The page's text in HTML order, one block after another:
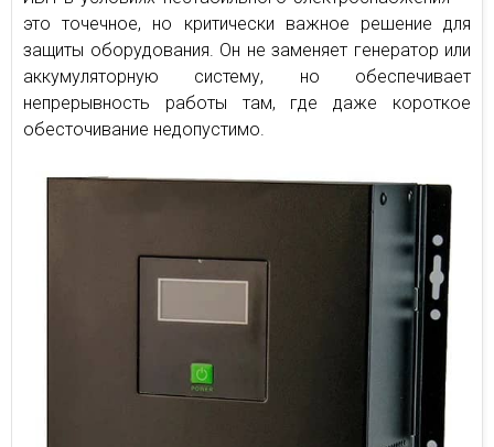
это точечное, но критически важное решение для
защиты оборудования. Он не заменяет генератор или
аккумуляторную систему, но обеспечивает
непрерывность работы там, где даже короткое
обесточивание недопустимо.